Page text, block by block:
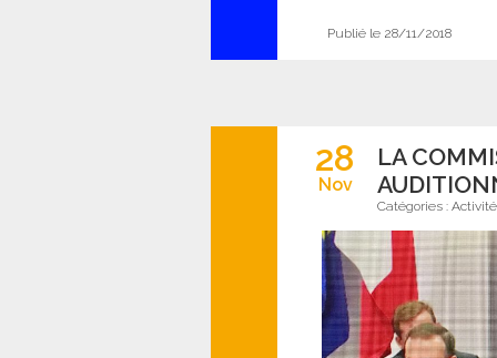
Publié le 28/11/2018
28
Nov
LA
Catégories :